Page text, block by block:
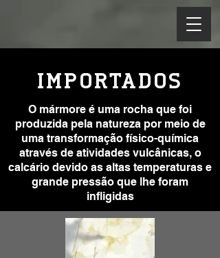
IMPORTADOS
O mármore é uma rocha que foi
produzida pela natureza por meio de
uma transformação físico-química
através de atividades vulcânicas, o
calcário devido as altas temperaturas e
grande pressão que lhe foram
infligidas